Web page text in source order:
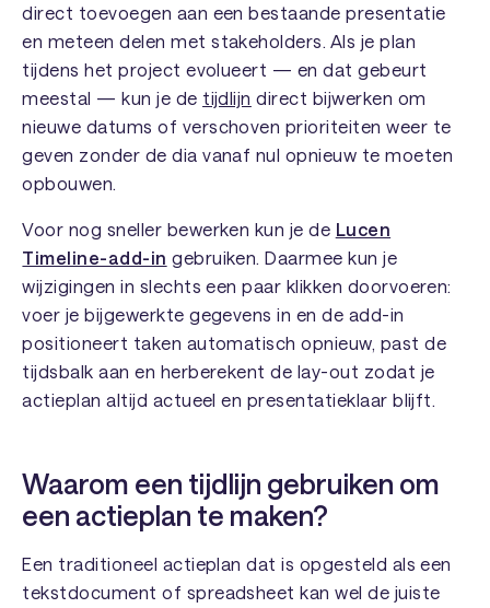
direct toevoegen aan een bestaande presentatie
en meteen delen met stakeholders. Als je plan
tijdens het project evolueert — en dat gebeurt
meestal — kun je de tijdlijn direct bijwerken om
nieuwe datums of verschoven prioriteiten weer te
geven zonder de dia vanaf nul opnieuw te moeten
opbouwen.
Voor nog sneller bewerken kun je de Lucen
Timeline-add-in gebruiken. Daarmee kun je
wijzigingen in slechts een paar klikken doorvoeren:
voer je bijgewerkte gegevens in en de add-in
positioneert taken automatisch opnieuw, past de
tijdsbalk aan en herberekent de lay-out zodat je
actieplan altijd actueel en presentatieklaar blijft.
Waarom een tijdlijn gebruiken om
een actieplan te maken?
Een traditioneel actieplan dat is opgesteld als een
tekstdocument of spreadsheet kan wel de juiste